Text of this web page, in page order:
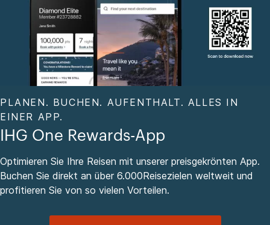
PLANEN. BUCHEN. AUFENTHALT. ALLES IN
EINER APP.
IHG One Rewards-App
Optimieren Sie Ihre Reisen mit unserer preisgekrönten App.
Buchen Sie direkt an über 6.000Reisezielen weltweit und
profitieren Sie von so vielen Vorteilen.